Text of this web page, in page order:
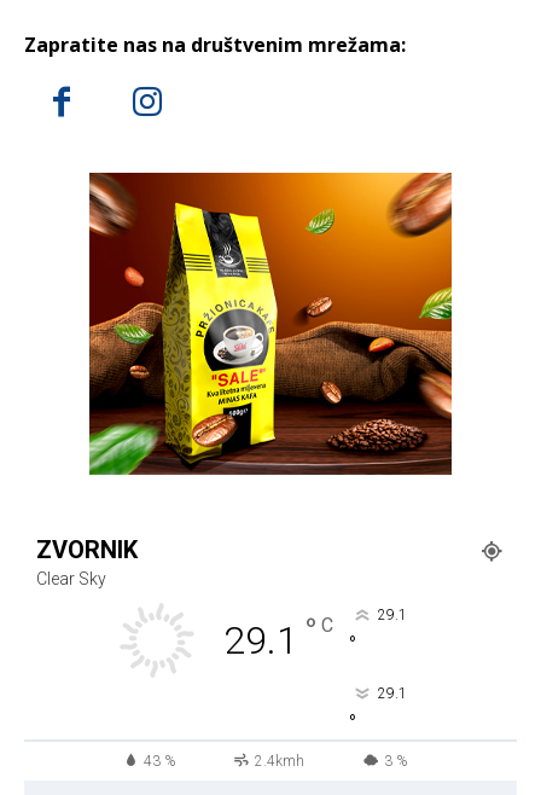
Zapratite nas na društvenim mrežama:
ZVORNIK
Clear Sky
29.1 ° C 29.1
°
29.1
°
43 % 2.4kmh 3 %